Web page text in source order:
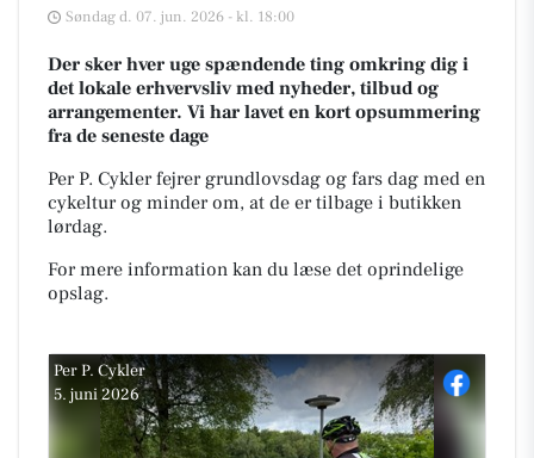
Søndag d. 07. jun. 2026 - kl. 18:00
Der sker hver uge spændende ting omkring dig i
det lokale erhvervsliv med nyheder, tilbud og
arrangementer. Vi har lavet en kort opsummering
fra de seneste dage
Per P. Cykler fejrer grundlovsdag og fars dag med en
cykeltur og minder om, at de er tilbage i butikken
lørdag.
For mere information kan du læse det oprindelige
opslag.
Per P. Cykler
5. juni 2026